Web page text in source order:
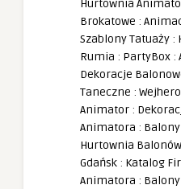
Hurtownia
Brokatowe :
Szablony Tatuaży :
Rumia : PartyBox :
Dekoracje
Taneczne :
Animator :
Animatora :
Hurtownia Balonów
Gdańsk : Katalog
Animatora : Balony